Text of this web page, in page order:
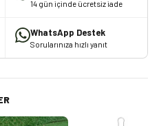
14 gün içinde ücretsiz iade
WhatsApp Destek
Sorularınıza hızlı yanıt